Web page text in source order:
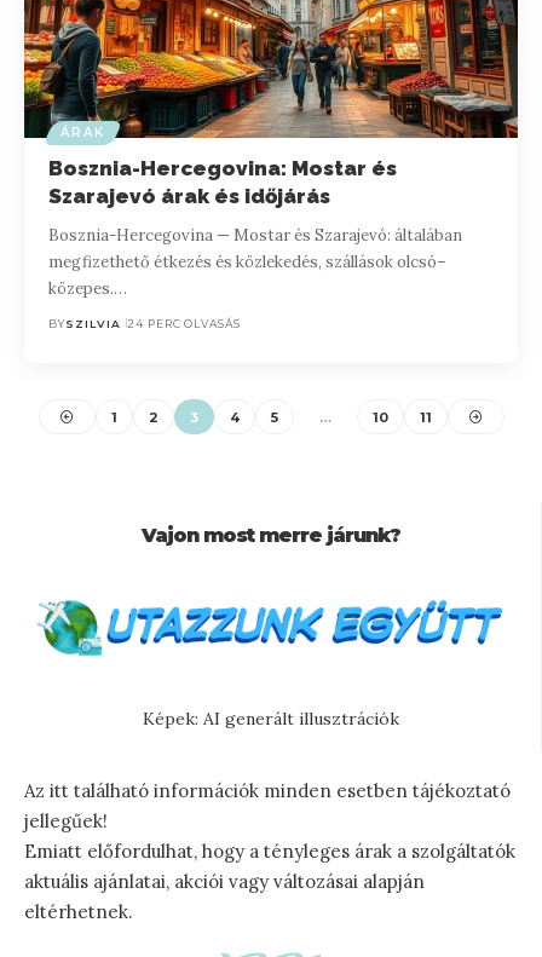
ÁRAK
Bosznia-Hercegovina: Mostar és
Szarajevó árak és időjárás
Bosznia-Hercegovina — Mostar és Szarajevó: általában
megfizethető étkezés és közlekedés, szállások olcsó–
közepes.…
BYSZILVIA 24 PERC OLVASÁS
1 2 3 4 5 … 10 11
Vajon most merre járunk?
Képek: AI generált illusztrációk
Az itt található információk minden esetben tájékoztató
jellegűek!
Emiatt előfordulhat, hogy a tényleges árak a szolgáltatók
aktuális ajánlatai, akciói vagy változásai alapján
eltérhetnek.